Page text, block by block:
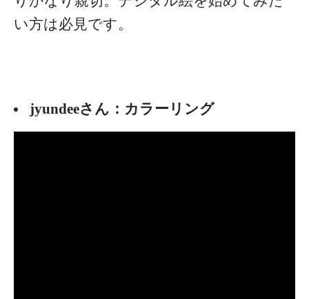
い方は必見です。
jyundeeさん：カラーリング